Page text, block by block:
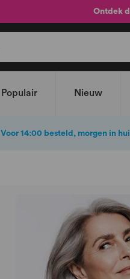
Ontdek
Populair Nieuw
Voor 14:00 besteld, morgen in